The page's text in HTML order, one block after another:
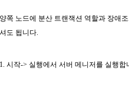
쪽 노드에 분산 트랜잭션 역할과 장애
도 됩니다.
시작-> 실행에서 서버 메니저를 실행합